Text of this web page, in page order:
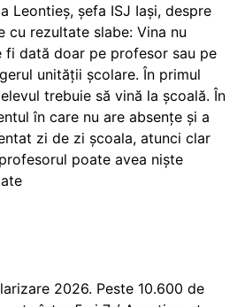
Leontieș, șefa ISJ Iași, despre
cu rezultate slabe: Vina nu
fi dată doar pe profesor sau pe
unității școlare. În primul
trebuie să vină la școală. În
în care nu are absențe și a
zi de zi școala, atunci clar
poate avea niște
2026. Peste 10.600 de